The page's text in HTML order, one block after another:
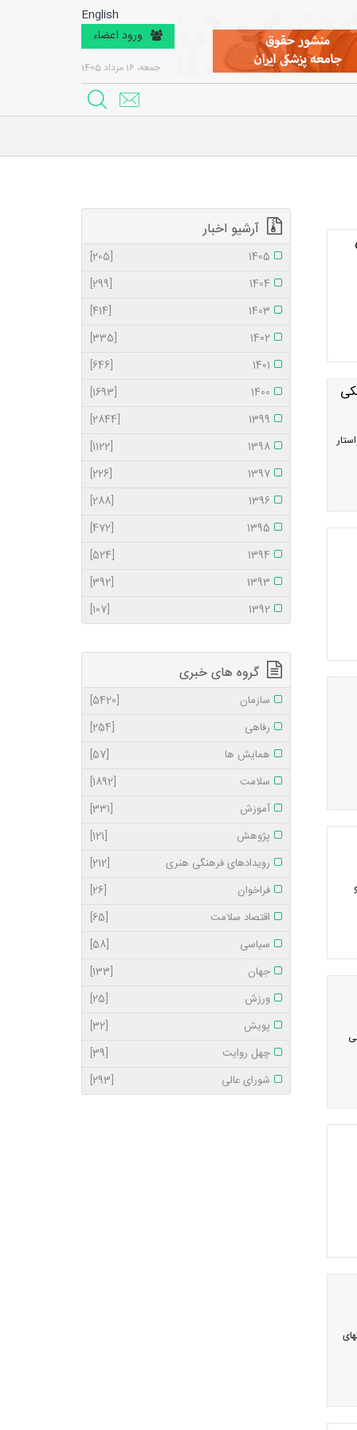
English
ورود اعضاء
جمعه، 16 مرداد 1405
آرشیو اخبار
1405
[205]
1404
[299]
1403
[414]
1402
[335]
1401
[646]
1400
[1693]
1399
[2844]
1398
[1122]
1397
[226]
1396
[288]
1395
[472]
1394
[524]
1393
[392]
1392
[107]
گروه های خبری
سازمان
[5420]
رفاهی
[254]
همایش ها
[57]
سلامت
[1892]
آموزش
[331]
پژوهش
[121]
رویدادهای فرهنگی هنری
[212]
فراخوان
[26]
اقتصاد سلامت
[65]
سیاسی
[58]
جهان
[133]
ورزش
[25]
پویش
[32]
چهل روایت
[39]
شورای عالی
[293]